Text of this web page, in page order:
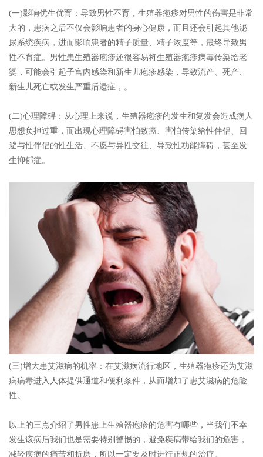
(一)影响优生优育：导致男性不育，生殖器疱疹对男性的伤害是非常
大的，患病之后不仅会影响患者的身心健康，而且还会引起其他泌
尿系统疾病，进而影响患者的精子质量、精子浓度等，最终导致男
性不育症。男性患生殖器疱疹还很容易将生殖器疱疹病毒传染给老
婆，可能会引起子宫内感染和新生儿疱疹感染，导致流产、死产、
新生儿死亡或发生严重后遗症，。
(二)心理障碍：从心理上来说，生殖器疱疹的发生和复发会造成病人
思想负担过重，而出现心理障碍害怕致癌、害怕传染给性伴侣、回
避与性伴侣的性生活、不愿与异性交往、导致性功能障碍，甚至发
生抑郁症。
(三)增大患艾滋病的机率：在艾滋病流行地区，生殖器疱疹还为艾滋
病病毒进入人体提供通道和便利条件，从而增加了患艾滋病的危险
性。
以上的三点介绍了男性患上生殖器疱疹的危害有哪些，当我们不幸
发生该病后我们也是需要特别警惕的，避免疾病带给我们的危害，
减轻疾病的痛苦和折磨，所以一定要及时进行正规的治疗。